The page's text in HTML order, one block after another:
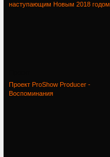
наступающим Новым 2018 годом
Проект ProShow Producer -
Воспоминания